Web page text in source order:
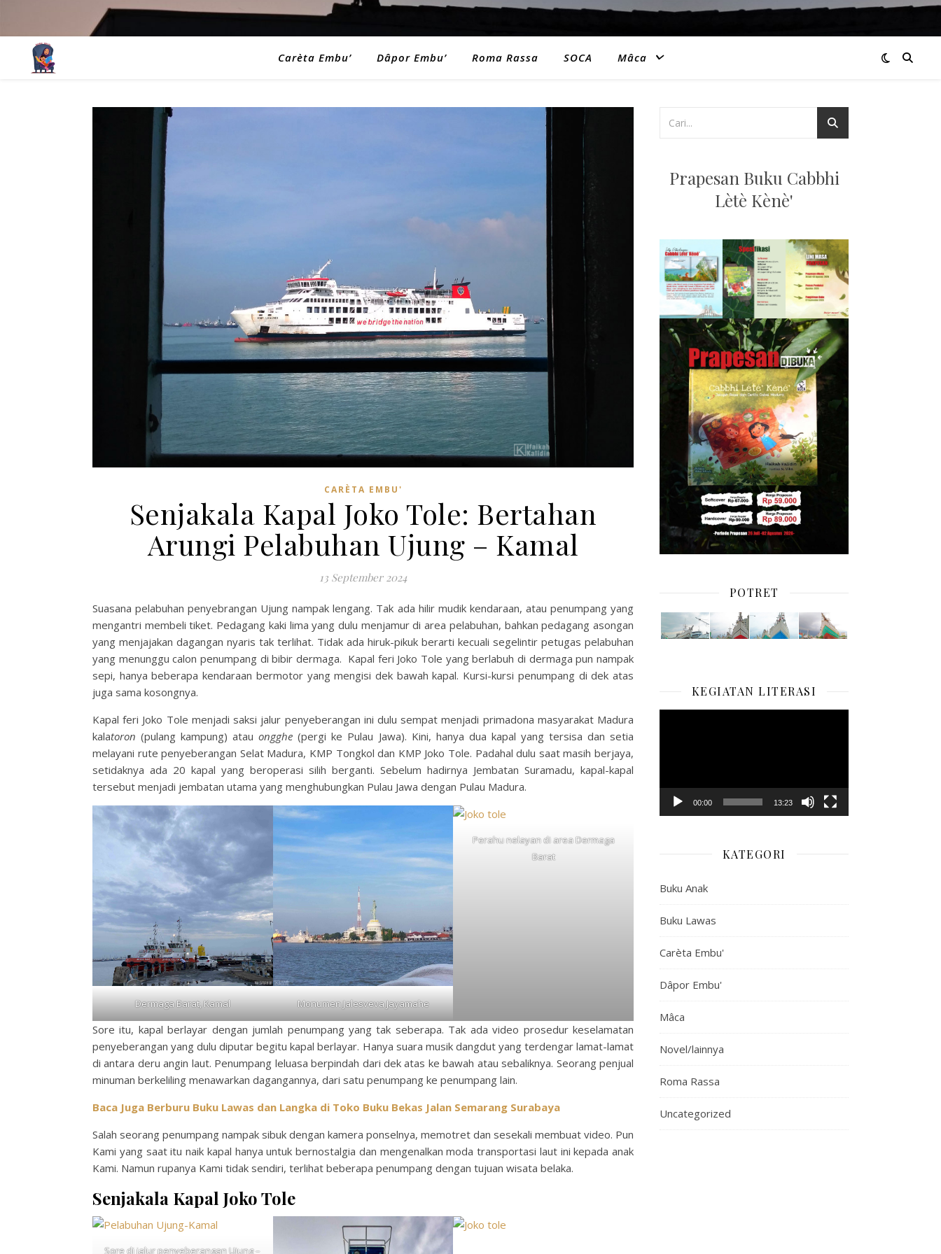
Carèta Embu’ Dâpor Embu’ Roma Rassa SOCA Mâca
CARÈTA EMBU'
Senjakala Kapal Joko Tole: Bertahan
Arungi Pelabuhan Ujung – Kamal
13 September 2024
Suasana pelabuhan penyebrangan Ujung nampak lengang. Tak ada hilir mudik kendaraan, atau penumpang yang
mengantri membeli tiket. Pedagang kaki lima yang dulu menjamur di area pelabuhan, bahkan pedagang asongan
yang menjajakan dagangan nyaris tak terlihat. Tidak ada hiruk-pikuk berarti kecuali segelintir petugas pelabuhan
yang menunggu calon penumpang di bibir dermaga. Kapal feri Joko Tole yang berlabuh di dermaga pun nampak
sepi, hanya beberapa kendaraan bermotor yang mengisi dek bawah kapal. Kursi-kursi penumpang di dek atas
juga sama kosongnya.
Kapal feri Joko Tole menjadi saksi jalur penyeberangan ini dulu sempat menjadi primadona masyarakat Madura
kalatoron (pulang kampung) atauongghe(pergi ke Pulau Jawa). Kini, hanya dua kapal yang tersisa dan setia
melayani rute penyeberangan Selat Madura, KMP Tongkol dan KMP Joko Tole. Padahal dulu saat masih berjaya,
setidaknya ada 20 kapal yang beroperasi silih berganti. Sebelum hadirnya Jembatan Suramadu, kapal-kapal
tersebut menjadi jembatan utama yang menghubungkan Pulau Jawa dengan Pulau Madura.
Dermaga Barat, Kamal Monumen Jalesveva Jayamahe
Perahu nelayan di area Dermaga
Barat
Sore itu, kapal berlayar dengan jumlah penumpang yang tak seberapa. Tak ada video prosedur keselamatan
penyeberangan yang dulu diputar begitu kapal berlayar. Hanya suara musik dangdut yang terdengar lamat-lamat
di antara deru angin laut. Penumpang leluasa berpindah dari dek atas ke bawah atau sebaliknya. Seorang penjual
minuman berkeliling menawarkan dagangannya, dari satu penumpang ke penumpang lain.
Baca Juga Berburu Buku Lawas dan Langka di Toko Buku Bekas Jalan Semarang Surabaya
Salah seorang penumpang nampak sibuk dengan kamera ponselnya, memotret dan sesekali membuat video. Pun
Kami yang saat itu naik kapal hanya untuk bernostalgia dan mengenalkan moda transportasi laut ini kepada anak
Kami. Namun rupanya Kami tidak sendiri, terlihat beberapa penumpang dengan tujuan wisata belaka.
Senjakala Kapal Joko Tole
Sore di jalur penyeberangan Ujung –
Prapesan Buku Cabbhi
Lètè Kènè'
POTRET
KEGIATAN LITERASI
00:00 13:23
KATEGORI
Buku Anak
Buku Lawas
Carèta Embu'
Dâpor Embu'
Mâca
Novel/lainnya
Roma Rassa
Uncategorized